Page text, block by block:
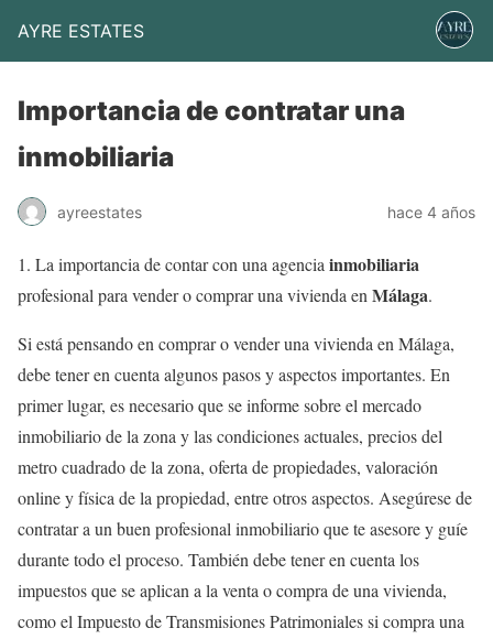
AYRE ESTATES
Importancia de contratar una
inmobiliaria
ayreestates hace 4 años
1. La importancia de contar con una agencia inmobiliaria
profesional para vender o comprar una vivienda en Málaga.
Si está pensando en comprar o vender una vivienda en Málaga,
debe tener en cuenta algunos pasos y aspectos importantes. En
primer lugar, es necesario que se informe sobre el mercado
inmobiliario de la zona y las condiciones actuales, precios del
metro cuadrado de la zona, oferta de propiedades, valoración
online y física de la propiedad, entre otros aspectos. Asegúrese de
contratar a un buen profesional inmobiliario que te asesore y guíe
durante todo el proceso. También debe tener en cuenta los
impuestos que se aplican a la venta o compra de una vivienda,
como el Impuesto de Transmisiones Patrimoniales si compra una